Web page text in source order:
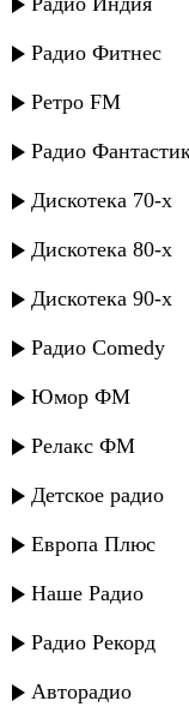
Радио Фитнес
Ретро FM
Радио
Дискотека 70-х
Дискотека 80-х
Дискотека 90-х
Радио Comedy
Юмор ФМ
Релакс ФМ
Детское радио
Европа Плюс
Наше Радио
Радио Рекорд
Авторадио
Багавудин
Тимур
Зумруд
Альбина
Джанибек
Dj Nariman -
Зумруд
Джамиля
Заур Асевов
Эйзер